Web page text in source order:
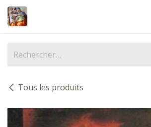
Se rendre au contenu
Tous les produits